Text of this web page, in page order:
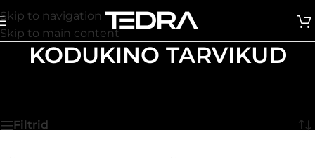
Skip to navigation
Skip to main content
KODUKINO TARVIKUD
Filtrid